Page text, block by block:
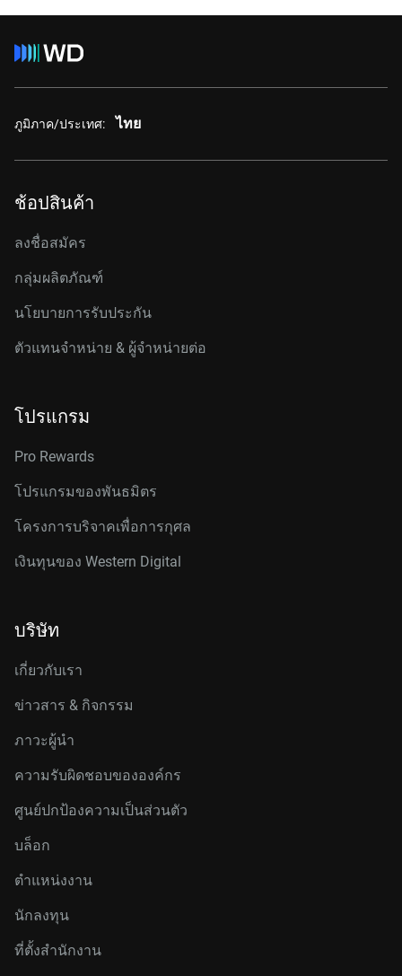
ภูมิภาค/ประเทศ: ไทย
ช้อปสินค้า
ลงชื่อสมัคร
กลุ่มผลิตภัณฑ์
นโยบายการรับประกัน
ตัวแทนจำหน่าย & ผู้จำหน่ายต่อ
โปรแกรม
Pro Rewards
โปรแกรมของพันธมิตร
โครงการบริจาคเพื่อการกุศล
เงินทุนของ Western Digital
บริษัท
เกี่ยวกับเรา
ข่าวสาร & กิจกรรม
ภาวะผู้นำ
ความรับผิดชอบขององค์กร
ศูนย์ปกป้องความเป็นส่วนตัว
บล็อก
ตำแหน่งงาน
นักลงทุน
ที่ตั้งสำนักงาน